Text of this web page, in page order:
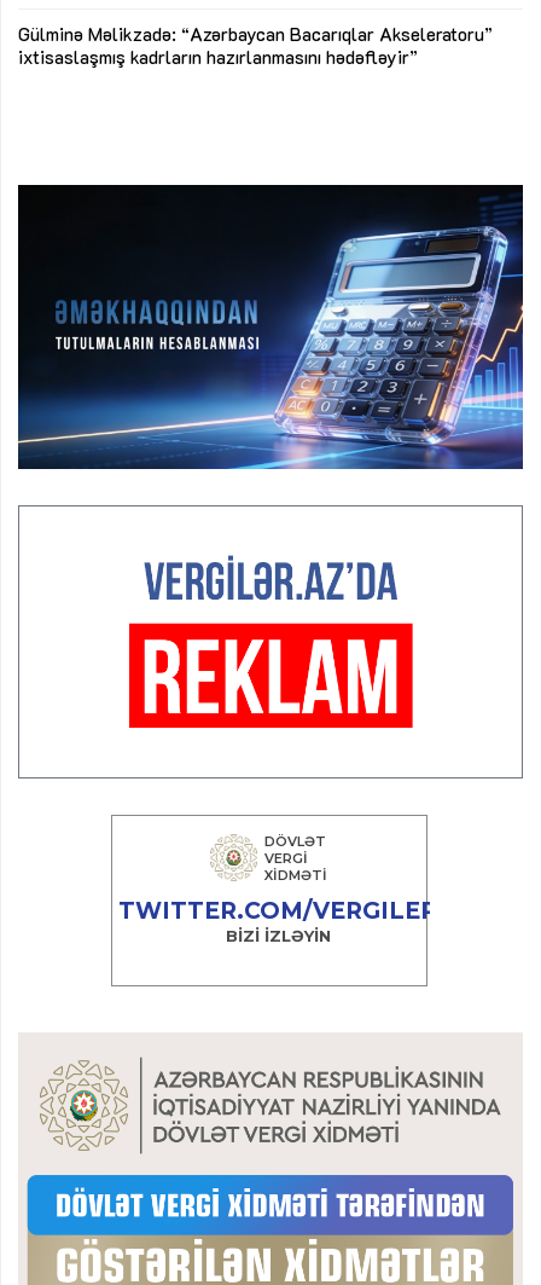
Gülminə Məlikzadə: “Azərbaycan Bacarıqlar Akseleratoru”
ixtisaslaşmış kadrların hazırlanmasını hədəfləyir”